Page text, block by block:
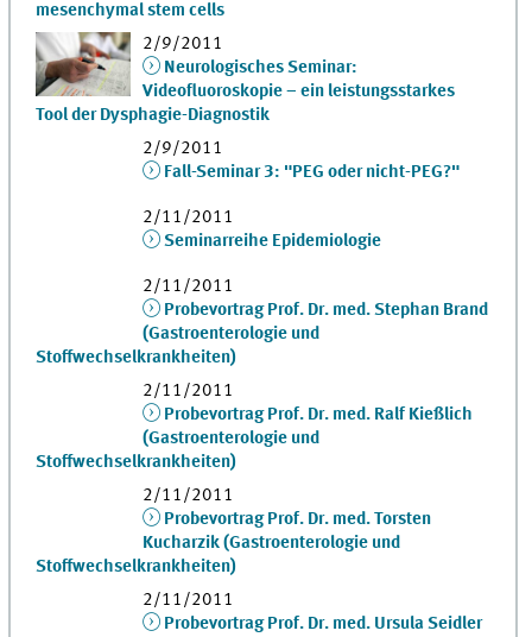
mesenchymal stem cells
2/9/2011
Neurologisches Seminar:
Videofluoroskopie – ein leistungsstarkes
Tool der Dysphagie-Diagnostik
2/9/2011
Fall-Seminar 3: "PEG oder nicht-PEG?"
2/11/2011
Seminarreihe Epidemiologie
2/11/2011
Probevortrag Prof. Dr. med. Stephan Brand
(Gastroenterologie und
Stoffwechselkrankheiten)
2/11/2011
Probevortrag Prof. Dr. med. Ralf Kießlich
(Gastroenterologie und
Stoffwechselkrankheiten)
2/11/2011
Probevortrag Prof. Dr. med. Torsten
Kucharzik (Gastroenterologie und
Stoffwechselkrankheiten)
2/11/2011
Probevortrag Prof. Dr. med. Ursula Seidler